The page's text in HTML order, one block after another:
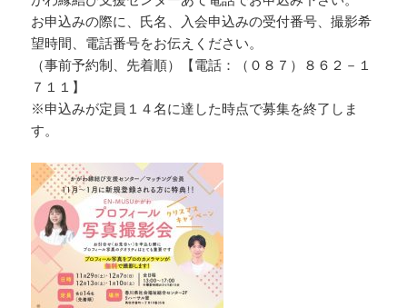
お申込みの際に、氏名、入会申込みの受付番号、撮影希
望時間、電話番号をお伝えください。
（事前予約制、先着順）【電話：（０８７）８６２－１
７１１】
※申込みが定員１４名に達した時点で募集を終了しま
す。